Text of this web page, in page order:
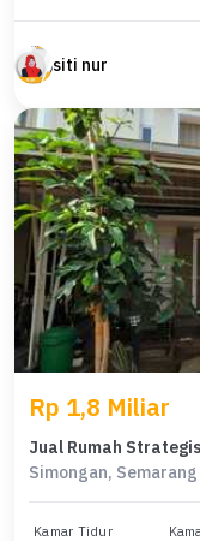
siti nur
Rp 1,8 Miliar
Jual Rumah
Simongan, Semarang
Kamar Tidur